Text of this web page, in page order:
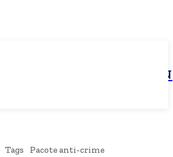
JBN
Tags Pacote anti-crime